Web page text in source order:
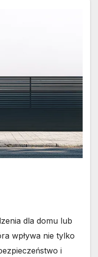
dla domu lub
wpływa nie tylko
i